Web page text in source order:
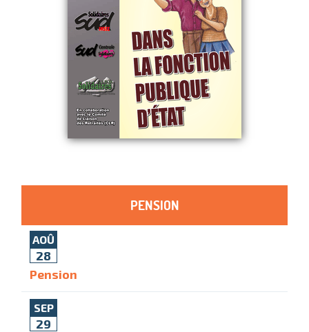
PENSION
AOÛ
28
Pension
SEP
29